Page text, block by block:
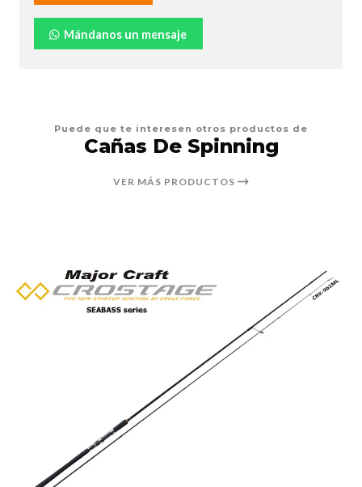
Mándanos un mensaje
Puede que te interesen otros productos de
Cañas De Spinning
VER MÁS PRODUCTOS